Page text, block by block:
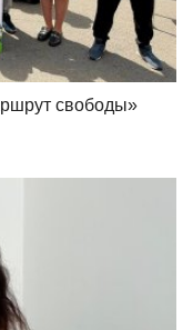
свободы»